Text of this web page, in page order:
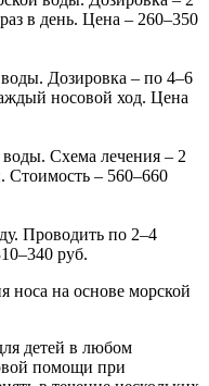
в день. Цена – 260–350
Дозировка – по 4–6
носовой ход. Цена
Схема лечения – 2
Стоимость – 560–660
Проводить по 2–4
руб.
на основе морской
детей в любом
помощи при